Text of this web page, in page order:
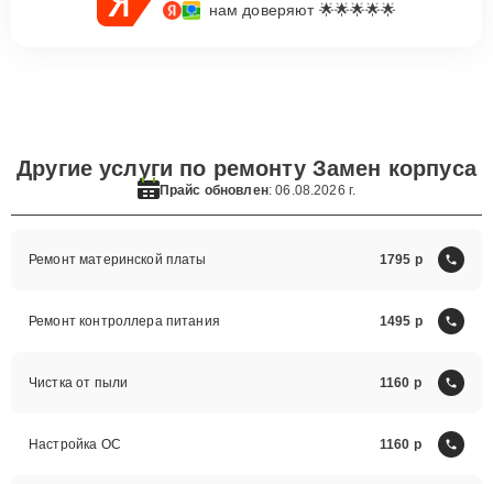
нам доверяют 🌟🌟🌟🌟🌟
Другие услуги по ремонту Замен корпуса
Прайс обновлен: 06.08.2026 г.
Ремонт материнской платы 1795
Ремонт контроллера питания 1495
Чистка от пыли 1160
Настройка ОС 1160